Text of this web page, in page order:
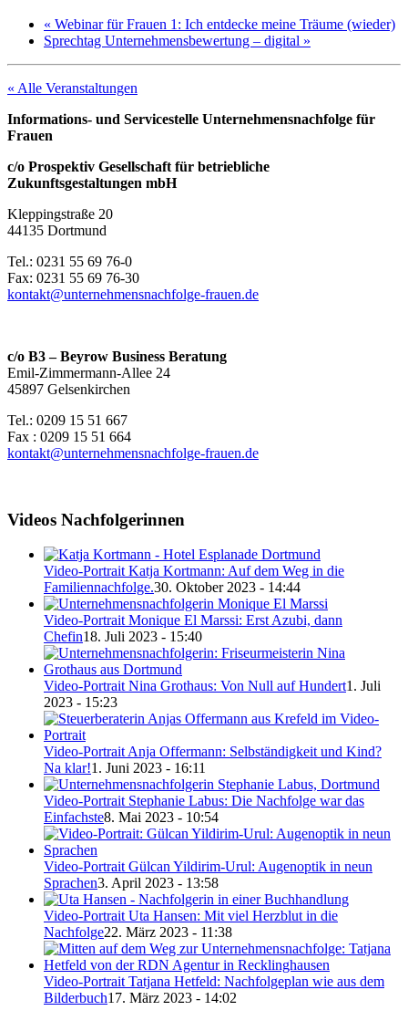
« Webinar für Frauen 1: Ich entdecke meine Träume (wieder)
Sprechtag Unternehmensbewertung – digital »
« Alle Veranstaltungen
Informations- und Servicestelle Unternehmensnachfolge für
Frauen
c/o Prospektiv Gesellschaft für betriebliche
Zukunftsgestaltungen mbH
Kleppingstraße 20
44135 Dortmund
Tel.: 0231 55 69 76-0
Fax: 0231 55 69 76-30
kontakt@unternehmensnachfolge-frauen.de
c/o B3 – Beyrow Business Beratung
Emil-Zimmermann-Allee 24
45897 Gelsenkirchen
Tel.: 0209 15 51 667
Fax : 0209 15 51 664
kontakt@unternehmensnachfolge-frauen.de
Videos Nachfolgerinnen
Video-Portrait Katja Kortmann: Auf dem Weg in die
Familiennachfolge.30. Oktober 2023 - 14:44
Video-Portrait Monique El Marssi: Erst Azubi, dann
Chefin18. Juli 2023 - 15:40
Video-Portrait Nina Grothaus: Von Null auf Hundert1. Juli
2023 - 15:23
Video-Portrait Anja Offermann: Selbständigkeit und Kind?
Na klar!1. Juni 2023 - 16:11
Video-Portrait Stephanie Labus: Die Nachfolge war das
Einfachste8. Mai 2023 - 10:54
Video-Portrait Gülcan Yildirim-Urul: Augenoptik in neun
Sprachen3. April 2023 - 13:58
Video-Portrait Uta Hansen: Mit viel Herzblut in die
Nachfolge22. März 2023 - 11:38
Video-Portrait Tatjana Hetfeld: Nachfolgeplan wie aus dem
Bilderbuch17. März 2023 - 14:02